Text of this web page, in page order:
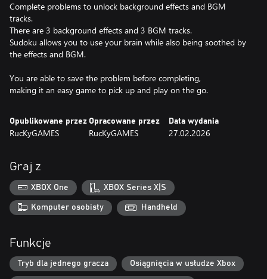
Complete problems to unlock background effects and BGM
tracks.
There are 3 background effects and 3 BGM tracks.
Sudoku allows you to use your brain while also being soothed by
the effects and BGM.
You are able to save the problem before completing,
making it an easy game to pick up and play on the go.
Opublikowane przez
RucKyGAMES
Opracowane przez
RucKyGAMES
Data wydania
27.02.2026
Graj z
XBOX One XBOX Series X|S
Komputer osobisty Handheld
Funkcje
Tryb dla jednego gracza Osiągnięcia w usłudze Xbox